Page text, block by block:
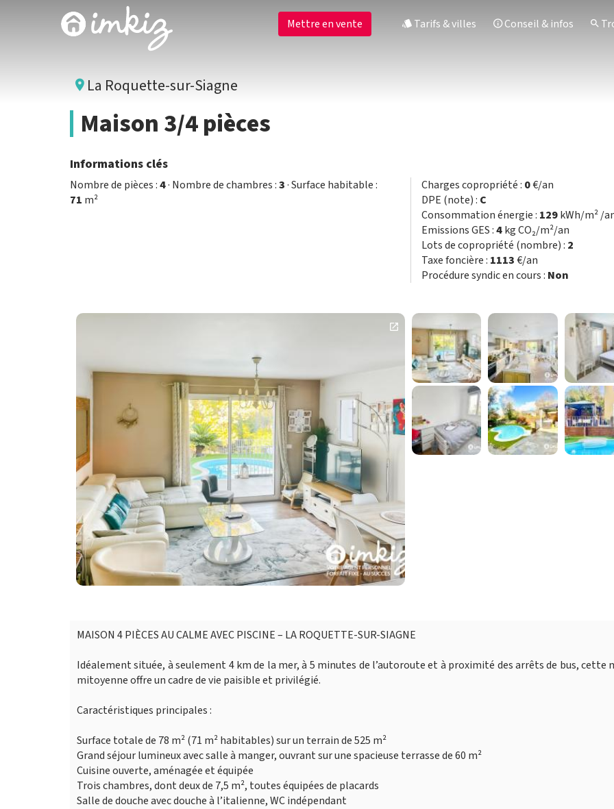
Mettre en vente Tarifs & villes Conseil & infos
La Roquette-sur-Siagne
Maison 3/4 pièces
Informations clés
Nombre de pièces :4· Nombre de chambres :3· Surface habitable :
71 m²
Charges copropriété : 0€/an
DPE (note) : C
Consommation énergie : 129kWh/m² /
Emissions GES :4kg CO₂/m²/an
Lots de copropriété (nombre) : 2
Taxe foncière : 1113€/an
Procédure syndic en cours : Non
MAISON 4 PIÈCES AU CALME AVEC PISCINE – LA ROQUETTE-SUR-SIAGNE
Idéalement située, à seulement 4 km de la mer, à 5 minutes de l’autoroute et à proximité des arrêts de bus, cette
mitoyenne offre un cadre de vie paisible et privilégié.
Caractéristiques principales :
Surface totale de 78 m² (71 m² habitables) sur un terrain de 525 m²
Grand séjour lumineux avec salle à manger, ouvrant sur une spacieuse terrasse de 60 m²
Cuisine ouverte, aménagée et équipée
Trois chambres, dont deux de 7,5 m², toutes équipées de placards
Salle de douche avec douche à l’italienne, WC indépendant